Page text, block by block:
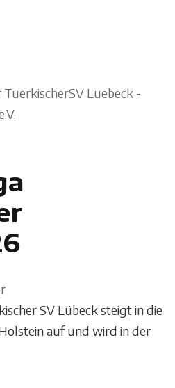
SV Lübeck steigt in die
auf und wird in der